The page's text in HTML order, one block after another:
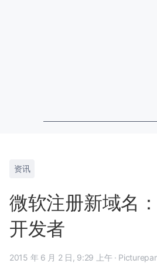
资讯
微软注册新域名
开发者
2015 年 6 月 2 日, 9:29 上午 ·